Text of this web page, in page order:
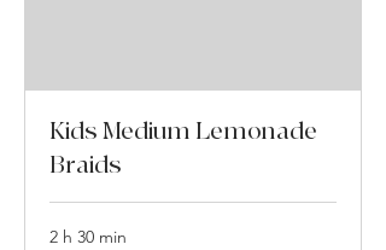
Kids Medium Lemonade
Braids
2 h 30 min